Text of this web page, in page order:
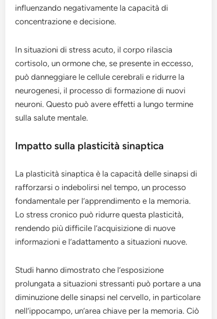
influenzando negativamente la capacità di
concentrazione e decisione.
In situazioni di stress acuto, il corpo rilascia
cortisolo, un ormone che, se presente in eccesso,
può danneggiare le cellule cerebrali e ridurre la
neurogenesi, il processo di formazione di nuovi
neuroni. Questo può avere effetti a lungo termine
sulla salute mentale.
Impatto sulla plasticità sinaptica
La plasticità sinaptica è la capacità delle sinapsi di
rafforzarsi o indebolirsi nel tempo, un processo
fondamentale per l’apprendimento e la memoria.
Lo stress cronico può ridurre questa plasticità,
rendendo più difficile l’acquisizione di nuove
informazioni e l’adattamento a situazioni nuove.
Studi hanno dimostrato che l’esposizione
prolungata a situazioni stressanti può portare a una
diminuzione delle sinapsi nel cervello, in particolare
nell’ippocampo, un’area chiave per la memoria. Ciò